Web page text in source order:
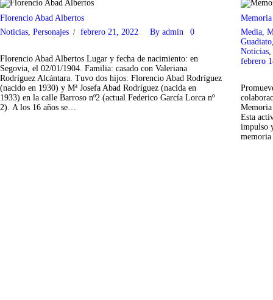
Florencio Abad Albertos
Noticias, Personajes febrero 21, 2022 Byadmin 0
Florencio Abad Albertos Lugar y fecha de nacimiento: en
Segovia, el 02/01/1904. Familia: casado con Valeriana
Rodríguez Alcántara. Tuvo dos hijos: Florencio Abad Rodríguez
(nacido en 1930) y Mª Josefa Abad Rodríguez (nacida en
1933) en la calle Barroso nº2 (actual Federico García Lorca nº
2). A los 16 años se…
Media,
Guadiato
Noticias,
febrero
Esta
impulso
memoria